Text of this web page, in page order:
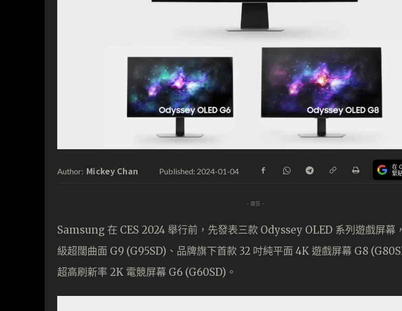
Author: Mickey Chan Published: 2024-01-04 在
緊
- 廣告 -
Samsung 在 CES 2024 舉行前，先發表三款 Odyssey OLED 系列遊戲屏幕
級超闊曲面 G9 (G95SD)、品牌旗下首款 32 吋純平面 4K 遊戲屏幕 G8
超高刷新率 2K 電競屏幕 G6 (G60SD)。